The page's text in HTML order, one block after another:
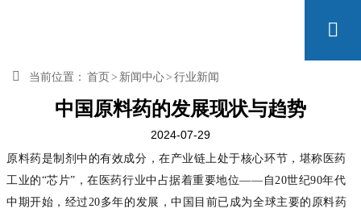

 当前位置： 首页> 新闻中心> 行业新闻
中国原料药的发展现状与趋势
2024-07-29
原料药是制剂中的有效成分，在产业链上处于核心环节，堪称医药
工业的“芯片”，在医药行业中占据着重要地位——自20世纪90年代
中期开始，经过20多年的发展，中国目前已成为全球主要的原料药